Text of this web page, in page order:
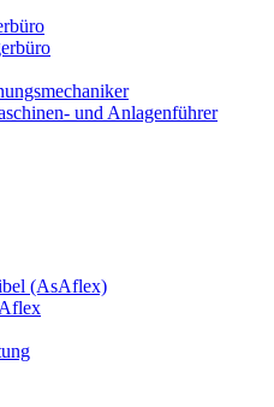
und Anlagenführer
(AsAflex)